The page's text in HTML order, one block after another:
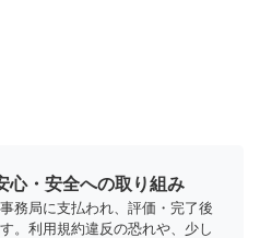
心・安全への取り組み
務局に支払われ、評価・完了後
。利用規約違反の恐れや、少し